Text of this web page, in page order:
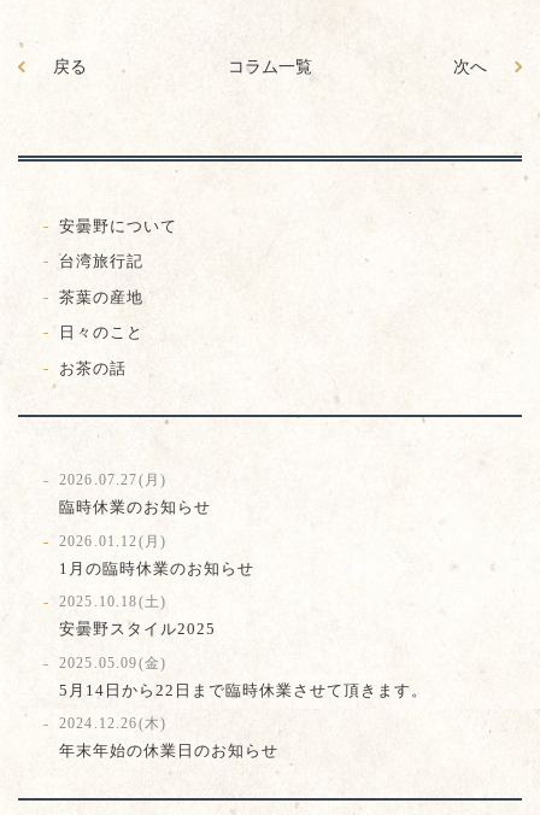
戻る コラム一覧 次へ
安曇野について
台湾旅行記
茶葉の産地
日々のこと
お茶の話
2026.07.27(月)
臨時休業のお知らせ
2026.01.12(月)
1月の臨時休業のお知らせ
2025.10.18(土)
安曇野スタイル2025
2025.05.09(金)
5月14日から22日まで臨時休業させて頂きます。
2024.12.26(木)
年末年始の休業日のお知らせ